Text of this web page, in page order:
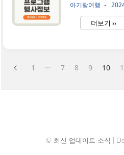
: 10,000원인터
원 추..
에서 현장 티켓
다. 2024 수원
별 체험 프로그
최초의 아동도
난해에 이어 2
아기랑여행
더보기 ››
1 ··· 7 8 9 10
© 최신 업데이트 소식 |